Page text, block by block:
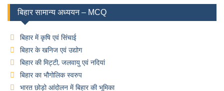
बिहार सामान्य अध्ययन – MCQ
बिहार में कृषि एवं सिंचाई
बिहार के खनिज एवं उद्योग
बिहार की मिट्टी, जलवायु एवं नदियां
बिहार का भौगोलिक स्वरुप
भारत छोड़ो आंदोलन में बिहार की भूमिका